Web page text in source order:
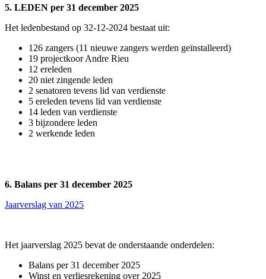
5. LEDEN per 31 december 2025
Het ledenbestand op 32-12-2024 bestaat uit:
126 zangers (11 nieuwe zangers werden geïnstalleerd)
19 projectkoor Andre Rieu
12 ereleden
20 niet zingende leden
2 senatoren tevens lid van verdienste
5 ereleden tevens lid van verdienste
14 leden van verdienste
3 bijzondere leden
2 werkende leden
6. Balans per 31 december 2025
Jaarverslag van 2025
Het jaarverslag 2025 bevat de onderstaande onderdelen:
Balans per 31 december 2025
Winst en verliesrekening over 2025